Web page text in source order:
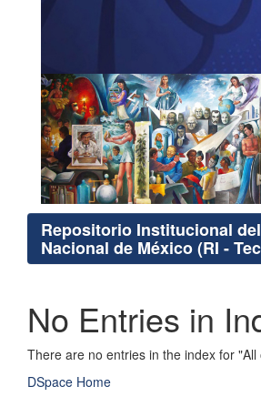
Repositorio Institucional
Nacional de México (RI -
No Entries in
There are no entries in the index for "All
DSpace Home